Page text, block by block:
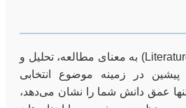
مرور ادبیات (Literature Review) به معنای مطالعه، تحلیل و
پیشین در زمینه موضوع انتخابی
عمق دانش شما را نشان می‌دهد،